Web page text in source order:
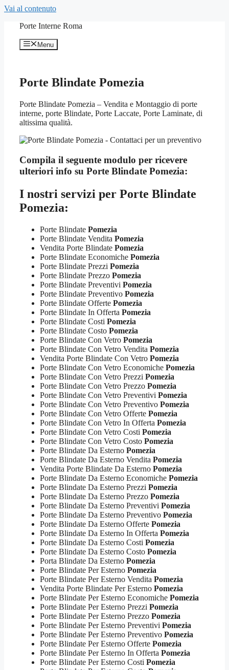
Vai al contenuto
Porte Interne Roma
Menu
Porte Blindate Pomezia
Porte Blindate Pomezia – Vendita e Montaggio di porte
interne, porte Blindate, Porte Laccate, Porte Laminate, di
altissima qualità.
Compila il seguente modulo per ricevere
ulteriori info su Porte Blindate Pomezia:
I nostri servizi per Porte Blindate
Pomezia:
Porte Blindate Pomezia
Porte Blindate Vendita Pomezia
Vendita Porte Blindate Pomezia
Porte Blindate Economiche Pomezia
Porte Blindate Prezzi Pomezia
Porte Blindate Prezzo Pomezia
Porte Blindate Preventivi Pomezia
Porte Blindate Preventivo Pomezia
Porte Blindate Offerte Pomezia
Porte Blindate In Offerta Pomezia
Porte Blindate Costi Pomezia
Porte Blindate Costo Pomezia
Porte Blindate Con Vetro Pomezia
Porte Blindate Con Vetro Vendita Pomezia
Vendita Porte Blindate Con Vetro Pomezia
Porte Blindate Con Vetro Economiche Pomezia
Porte Blindate Con Vetro Prezzi Pomezia
Porte Blindate Con Vetro Prezzo Pomezia
Porte Blindate Con Vetro Preventivi Pomezia
Porte Blindate Con Vetro Preventivo Pomezia
Porte Blindate Con Vetro Offerte Pomezia
Porte Blindate Con Vetro In Offerta Pomezia
Porte Blindate Con Vetro Costi Pomezia
Porte Blindate Con Vetro Costo Pomezia
Porte Blindate Da Esterno Pomezia
Porte Blindate Da Esterno Vendita Pomezia
Vendita Porte Blindate Da Esterno Pomezia
Porte Blindate Da Esterno Economiche Pomezia
Porte Blindate Da Esterno Prezzi Pomezia
Porte Blindate Da Esterno Prezzo Pomezia
Porte Blindate Da Esterno Preventivi Pomezia
Porte Blindate Da Esterno Preventivo Pomezia
Porte Blindate Da Esterno Offerte Pomezia
Porte Blindate Da Esterno In Offerta Pomezia
Porte Blindate Da Esterno Costi Pomezia
Porte Blindate Da Esterno Costo Pomezia
Porta Blindate Da Esterno Pomezia
Porte Blindate Per Esterno Pomezia
Porte Blindate Per Esterno Vendita Pomezia
Vendita Porte Blindate Per Esterno Pomezia
Porte Blindate Per Esterno Economiche Pomezia
Porte Blindate Per Esterno Prezzi Pomezia
Porte Blindate Per Esterno Prezzo Pomezia
Porte Blindate Per Esterno Preventivi Pomezia
Porte Blindate Per Esterno Preventivo Pomezia
Porte Blindate Per Esterno Offerte Pomezia
Porte Blindate Per Esterno In Offerta Pomezia
Porte Blindate Per Esterno Costi Pomezia